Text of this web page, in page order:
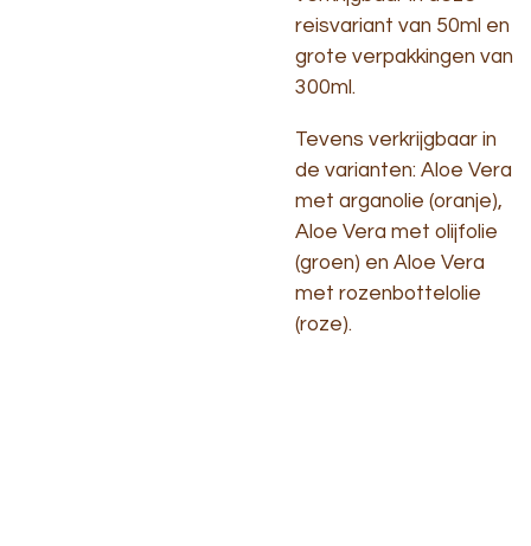
reisvariant van 50ml en
grote verpakkingen van
300ml.
Tevens verkrijgbaar in
de varianten: Aloe Vera
met arganolie (oranje),
Aloe Vera met olijfolie
(groen) en Aloe Vera
met rozenbottelolie
(roze).